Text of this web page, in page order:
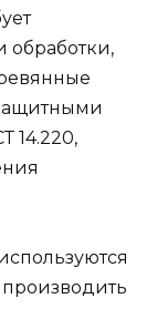
обработки,
14.220,